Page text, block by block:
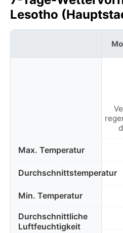
Lesotho
Max. Temperatur
Durchschnittstemperatur
Min. Temperatur
Durchschnittliche
Luftfeuchtigkeit